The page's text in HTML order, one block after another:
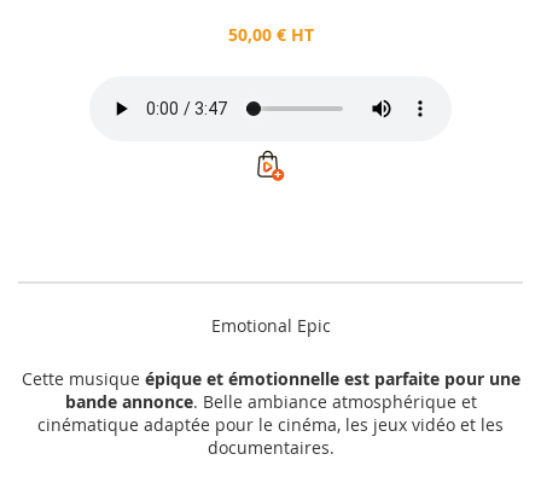
50,00 € HT
Emotional Epic
Cette musique épique et émotionnelle est parfaite pour une
bande annonce. Belle ambiance atmosphérique et
cinématique adaptée pour le cinéma, les jeux vidéo et les
documentaires.